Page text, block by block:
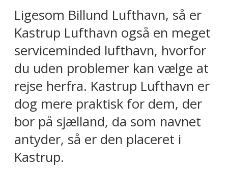
Ligesom Billund Lufthavn, så er
Kastrup Lufthavn også en meget
serviceminded lufthavn, hvorfor
du uden problemer kan vælge at
rejse herfra. Kastrup Lufthavn er
dog mere praktisk for dem, der
bor på sjælland, da som navnet
antyder, så er den placeret i
Kastrup.